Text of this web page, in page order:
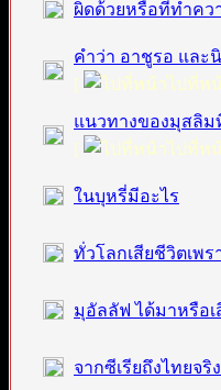
ผิดด้วยหรือที่ทำค
คำว่า อาชูรอ และ
[
ไปที่ห
แนวทางของมุสลิม
[
ไปที่ห
ในบุหรี่มีอะไร
ทั่วโลกเสียชีวิตเพ
มุอัลลัฟ ได้มาหรือเ
จากซีเรียถึงไทยจริ